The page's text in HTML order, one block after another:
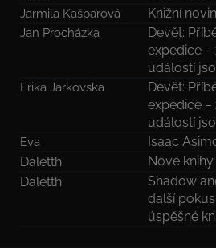
Jarmila Kašparová Knižní
Jan Procházka
Devět:
expedice
událostí
Erika Jarkovska
Devět:
expedice
událostí
Eva
Isaac
Daletth
Nové
Daletth
Shadow
další
úspěšné